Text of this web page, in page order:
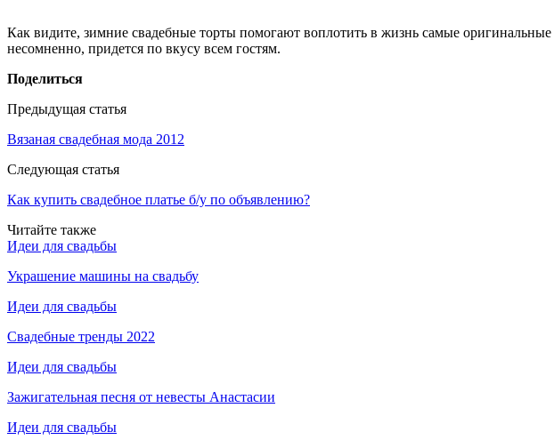
Как видите, зимние свадебные торты помогают воплотить в жизнь самые оригинальные
несомненно, придется по вкусу всем гостям.
Поделиться
Предыдущая статья
Вязаная свадебная мода 2012
Следующая статья
Как купить свадебное платье б/у по объявлению?
Читайте также
Идеи для свадьбы
Украшение машины на свадьбу
Идеи для свадьбы
Свадебные тренды 2022
Идеи для свадьбы
Зажигательная песня от невесты Анастасии
Идеи для свадьбы